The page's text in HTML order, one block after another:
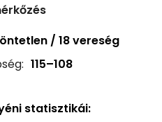
/ 18 vereség
115–108
statisztikái: